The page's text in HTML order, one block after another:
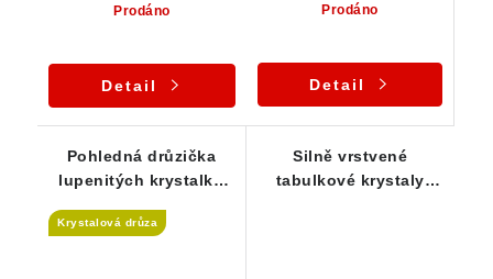
Prodáno
Detail
Prodáno
Detail
Pohledná drůzička
lupenitých krystalků
Krystalová drůza
Silně vrstvené
tabulkové krystaly